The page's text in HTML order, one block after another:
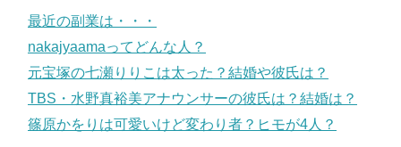
最近の副業は・・・
nakajyaamaってどんな人？
元宝塚の七瀬りりこは太った？結婚や彼氏は？
TBS・水野真裕美アナウンサーの彼氏は？結婚は？
篠原かをりは可愛いけど変わり者？ヒモが4人？